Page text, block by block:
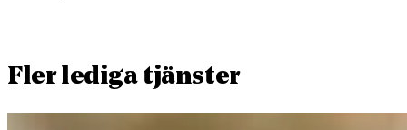
Fler lediga tjänster